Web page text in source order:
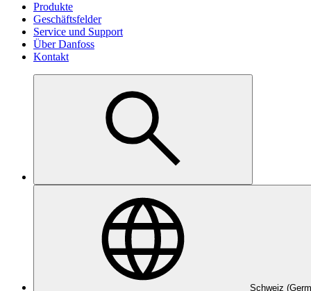
Produkte
Geschäftsfelder
Service und Support
Über Danfoss
Kontakt
Schweiz